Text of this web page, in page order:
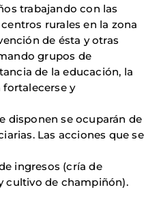
trabajando con las
rurales en la zona
de ésta y otras
grupos de
de la educación, la
fortalecerse y
disponen se ocuparán de
Las acciones que se
ingresos (cría de
cultivo de champiñón).